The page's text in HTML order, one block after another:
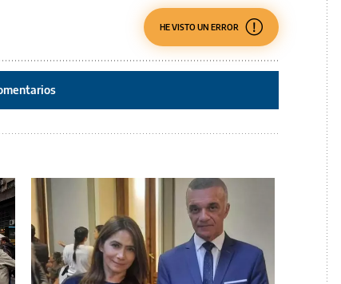
HE VISTO UN ERROR